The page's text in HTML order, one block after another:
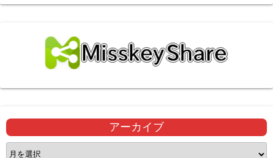
アーカイブ
ア